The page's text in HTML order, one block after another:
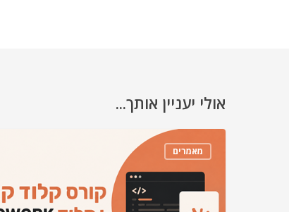
אולי יעניין אותך...
מאמרים